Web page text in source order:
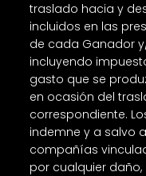
traslado hacia y
incluidos en las
de cada Ganador
incluyendo
gasto que se
en ocasión del
correspondiente.
indemne y a salvo
compañías
por cualquier